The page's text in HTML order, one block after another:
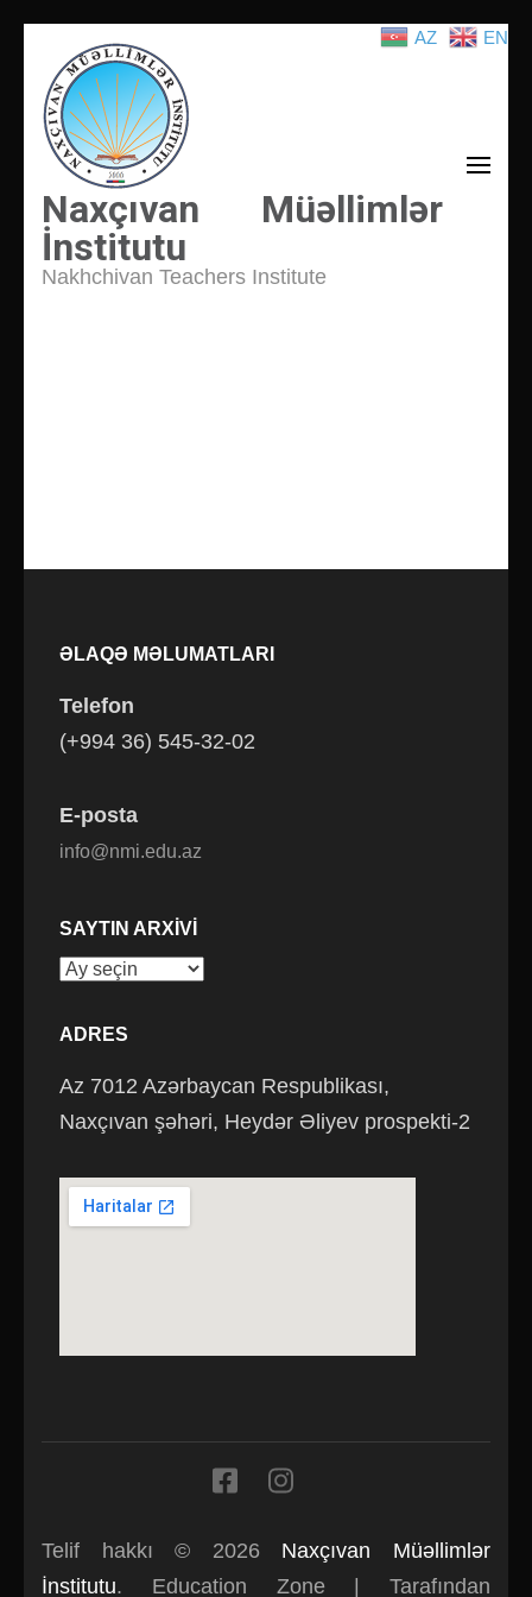
atla
(Enter
tuşuna
basın)
Naxçıvan Müəllimlər
İnstitutu
Nakhchivan Teachers Institute
ƏLAQƏ MƏLUMATLARI
Telefon
(+994 36) 545-32-02
E-posta
info@nmi.edu.az
SAYTIN ARXIVI
Saytın
ADRES
Az 7012 Azərbaycan Respublikası,
Naxçıvan şəhəri, Heydər Əliyev prospekti-2
Telif hakkı © 2026 Naxçıvan Müəllimlər
İnstitutu. Education Zone | Tarafından
AZ EN